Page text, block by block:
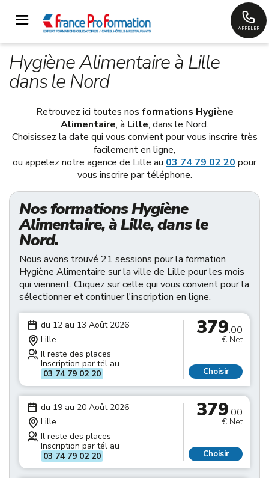
APPELER
Hygiène Alimentaire à Lille
dans le Nord
Retrouvez ici toutes nos formations Hygiène
Alimentaire, à Lille, dans le Nord.
Choisissez la date qui vous convient pour vous inscrire très
facilement en ligne,
ou appelez notre agence de Lille au 03 74 79 02 20 pour
vous inscrire par téléphone.
Nos formations Hygiène
Alimentaire, à Lille, dans le
Nord.
Nous avons trouvé 21 sessions pour la formation
Hygiène Alimentaire sur la ville de Lille pour les mois
qui viennent. Cliquez sur celle qui vous convient pour la
sélectionner et continuer l'inscription en ligne.
du 12 au 13 Août 2026
Lille
Il reste des places
Inscription par tél au
03 74 79 02 20
379.00
€ Net
Choisir
du 19 au 20 Août 2026
Lille
Il reste des places
Inscription par tél au
03 74 79 02 20
379.00
€ Net
Choisir